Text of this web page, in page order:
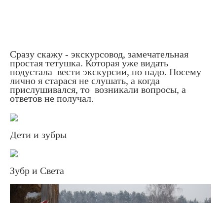
Сразу скажу - экскурсовод, замечательная
простая тетушка. Которая уже видать
подустала вести экскурсии, но надо. Посему
лично я старася не слушать, а когда
прислушивался, то возникали вопросы, а
ответов не получал.
Дети и зубры
Зубр и Света